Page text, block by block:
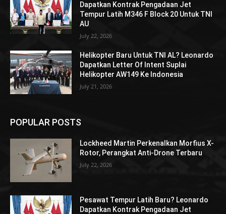
Dapatkan Kontrak Pengadaan Jet
Tempur Latih M346 F Block 20 Untuk TNI
AU
July 22, 2026
Helikopter Baru Untuk TNI AL? Leonardo
Dapatkan Letter Of Intent Suplai
Helikopter AW149 Ke Indonesia
July 21, 2026
POPULAR POSTS
Lockheed Martin Perkenalkan Morfius X-
Rotor, Perangkat Anti-Drone Terbaru
July 22, 2026
Pesawat Tempur Latih Baru? Leonardo
Dapatkan Kontrak Pengadaan Jet